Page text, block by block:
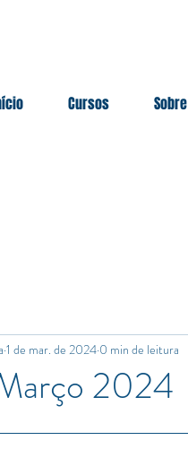
Cursos Sobre
2024
1 de mar. de 2024 0 min de leitura